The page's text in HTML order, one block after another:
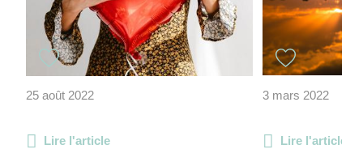
25 août 2022
Lire l'article
3 mars 2022
Lire l'article